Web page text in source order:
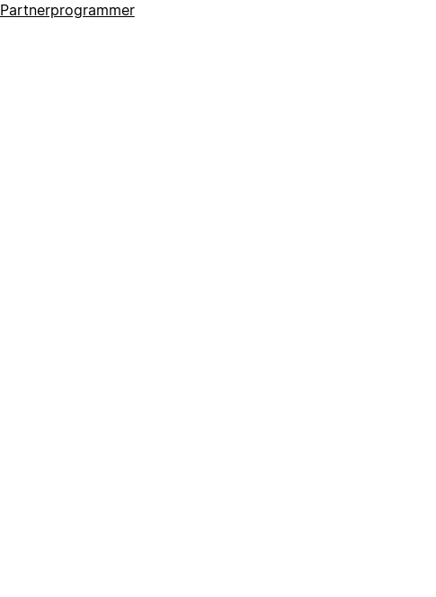
Partnerprogrammer